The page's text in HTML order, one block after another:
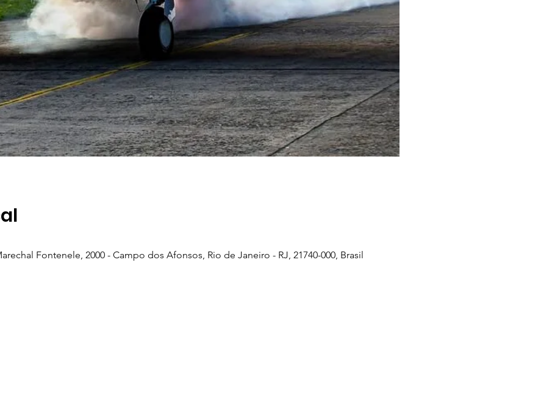
Fontenele, 2000 - Campo dos Afonsos, Rio de Janeiro - RJ, 21740-000, Brasil